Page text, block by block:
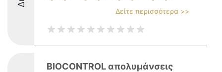
Δείτε περισσότερα >>
BIOCONTROL απολυμάνσεις